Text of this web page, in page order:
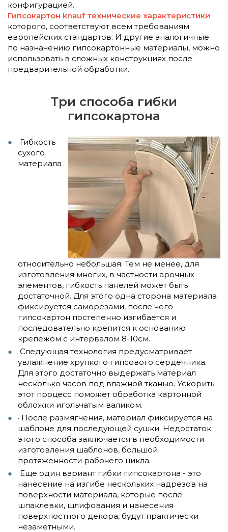
конфигурацией.
Гипсокартон knauf технические характеристики
которого, соответствуют всем требованиям
европейских стандартов. И другие аналогичные
по назначению гипсокартонные материалы, можно
использовать в сложных конструкциях после
предварительной обработки.
Три способа гибки
гипсокартона
Гибкость
сухого
материала
относительно небольшая. Тем не менее, для
изготовления многих, в частности арочных
элементов, гибкость панелей может быть
достаточной. Для этого одна сторона материала
фиксируется саморезами, после чего
гипсокартон постепенно изгибается и
последовательно крепится к основанию
крепежом с интервалом 8-10см.
Следующая технология предусматривает
увлажнение хрупкого гипсового сердечника.
Для этого достаточно выдержать материал
несколько часов под влажной тканью. Ускорить
этот процесс поможет обработка картонной
обложки игольчатым валиком.
· После размягчения, материал фиксируется на
шаблоне для последующей сушки. Недостаток
этого способа заключается в необходимости
изготовления шаблонов, большой
протяженности рабочего цикла.
Еще один вариант гибки гипсокартона - это
нанесение на изгибе нескольких надрезов на
поверхности материала, которые после
шпаклевки, шлифования и нанесения
поверхностного декора, будут практически
незаметными.